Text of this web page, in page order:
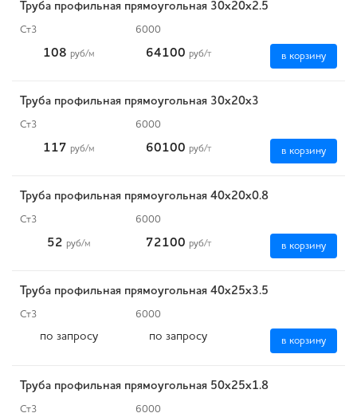
Труба профильная прямоугольная 30х20х2.5
Ст3 6000
108 руб/м 64100 руб/т в корзину
Труба профильная прямоугольная 30х20х3
Ст3 6000
117 руб/м 60100 руб/т в корзину
Труба профильная прямоугольная 40х20х0.8
Ст3 6000
52 руб/м 72100 руб/т в корзину
Труба профильная прямоугольная 40х25х3.5
Ст3 6000
по запросу по запросу в корзину
Труба профильная прямоугольная 50х25х1.8
Ст3 6000